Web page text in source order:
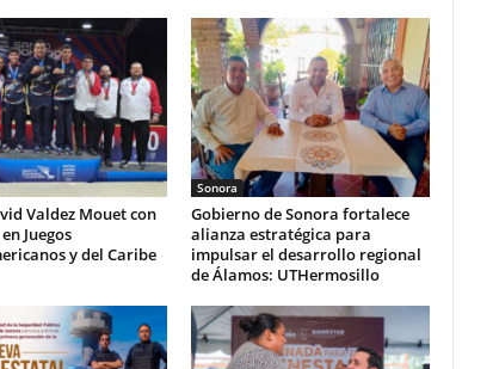
Valdez Mouet con
Juegos
y del Caribe
Sonora
Gobierno de Sonora fortalece
alianza estratégica para
impulsar el desarrollo regional
de Álamos: UTHermosillo